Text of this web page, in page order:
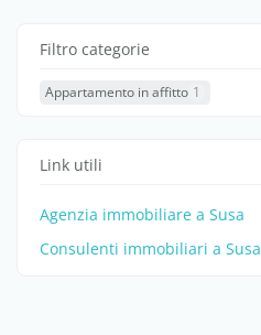
Filtro categorie
Appartamento in affitto 1
Link utili
Agenzia immobiliare a Susa
Consulenti immobiliari a Susa